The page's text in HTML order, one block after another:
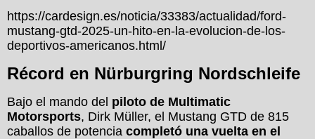
https://cardesign.es/noticia/33383/actualidad/ford-
mustang-gtd-2025-un-hito-en-la-evolucion-de-los-
deportivos-americanos.html/
Récord en Nürburgring Nordschleife
Bajo el mando del piloto de Multimatic
Motorsports, Dirk Müller, el Mustang GTD de 815
caballos de potencia completó una vuelta en el